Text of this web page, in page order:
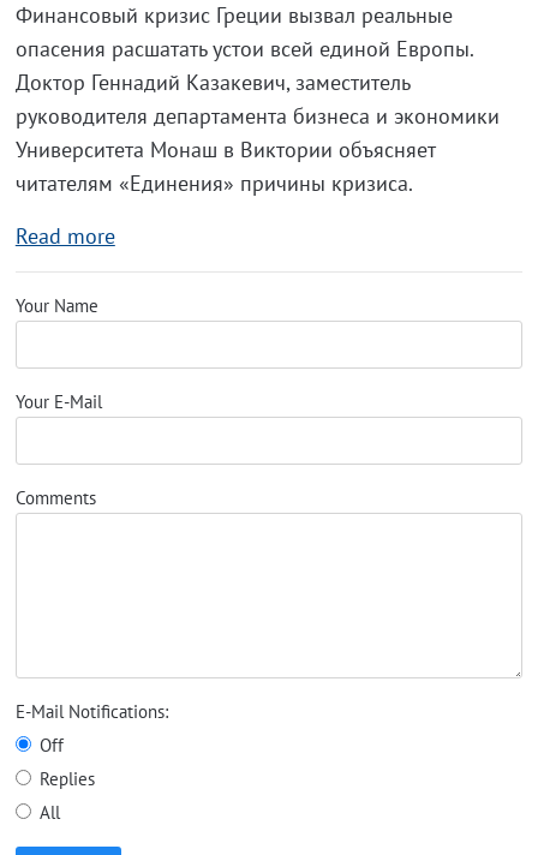
Финансовый кризис Греции вызвал реальные
опасения расшатать устои всей единой Европы.
Доктор Геннадий Казакевич, заместитель
руководителя департамента бизнеса и экономики
Университета Монаш в Виктории объясняет
читателям «Единения» причины кризиса.
Read more
Your Name
Your E-Mail
Comments
E-Mail Notifications:
Off
Replies
All